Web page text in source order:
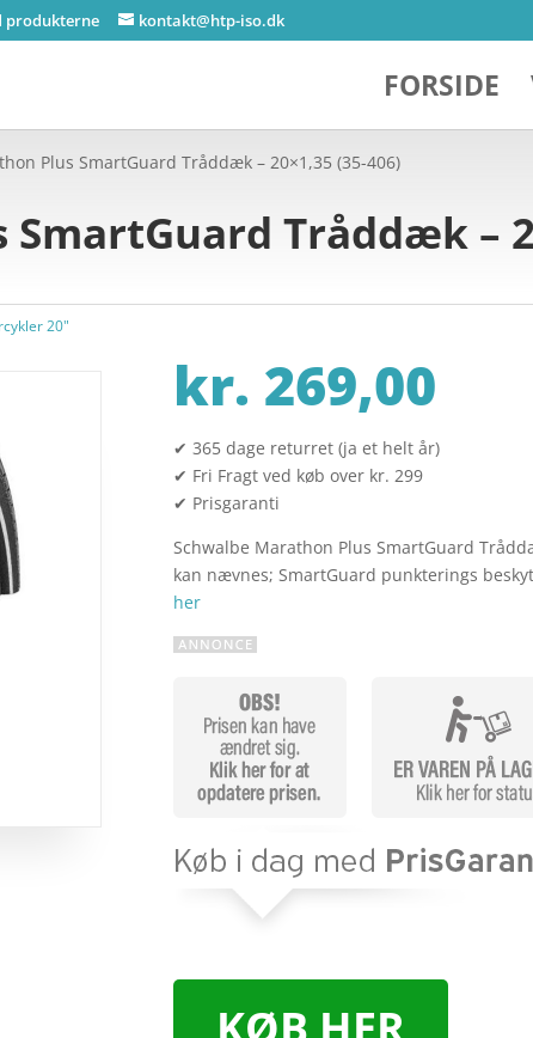
produkterne kontakt@htp-iso.dk
FORSIDE
Plus SmartGuard Tråddæk – 20×1,35 (35-406)
Tråddæk –
20"
kr. 269,00
✔ 365 dage returret (ja et helt år)
✔ Fri Fragt ved køb over kr. 299
✔ Prisgaranti
Schwalbe Marathon Plus SmartGuard
kan nævnes; SmartGuard punkterings
her